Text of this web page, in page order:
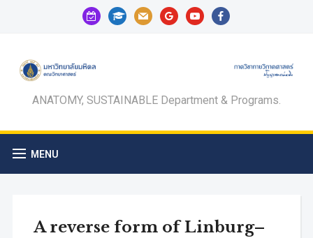
calendar-
check-
graduation-
cap
mail googleyoutubefacebook
ANATOMY, SUSTAINABLE Department & Programs.
MENU
A reverse form of Linburg–